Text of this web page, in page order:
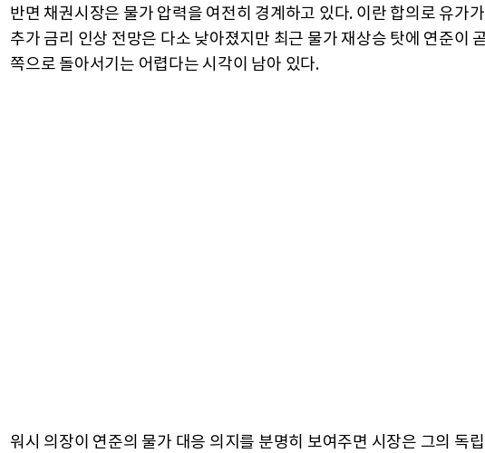
반면 채권시장은 물가 압력을 여전히 경계하고 있다. 이란 합의로 유가
추가 금리 인상 전망은 다소 낮아졌지만 최근 물가 재상승 탓에 연준이
쪽으로 돌아서기는 어렵다는 시각이 남아 있다.
워시 의장이 연준의 물가 대응 의지를 분명히 보여주면 시장은 그의 독